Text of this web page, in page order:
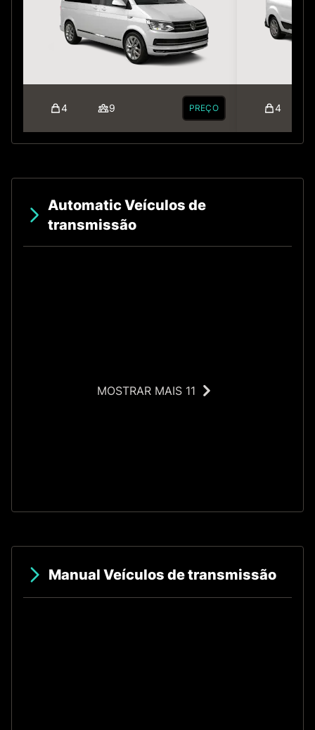
4 9 PREÇO 4
Automatic Veículos de
transmissão
MOSTRAR MAIS 11
Manual Veículos de transmissão